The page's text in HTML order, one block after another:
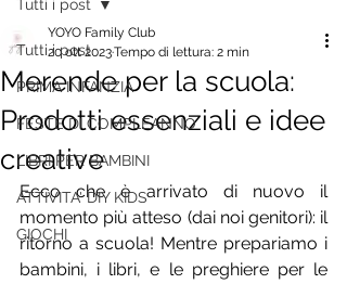
Tutti i post
PRIMA INFANZIA
FESTE DI COMPLEANNO
LIBRI PER BAMBINI
ATTIVITA' DIY KIDS
GIOCHI
Tutti i post
Merende per la scuola:
Prodotti essenziali e idee
creative
YOYO Family Club
20 ott 2023Tempo di lettura: 2 min
Ecco che è arrivato di nuovo il
momento più atteso (dai noi genitori): il
ritorno a scuola! Mentre prepariamo i
bambini, i libri, e le preghiere per le